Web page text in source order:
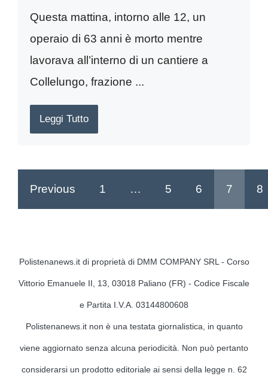
Questa mattina, intorno alle 12, un
operaio di 63 anni è morto mentre
lavorava all’interno di un cantiere a
Collelungo, frazione ...
Leggi Tutto
Previous 1 … 5 6 7 8
Polistenanews.it di proprietà di DMM COMPANY SRL - Corso
Vittorio Emanuele II, 13, 03018 Paliano (FR) - Codice Fiscale
e Partita I.V.A. 03144800608
Polistenanews.it non è una testata giornalistica, in quanto
viene aggiornato senza alcuna periodicità. Non può pertanto
considerarsi un prodotto editoriale ai sensi della legge n. 62